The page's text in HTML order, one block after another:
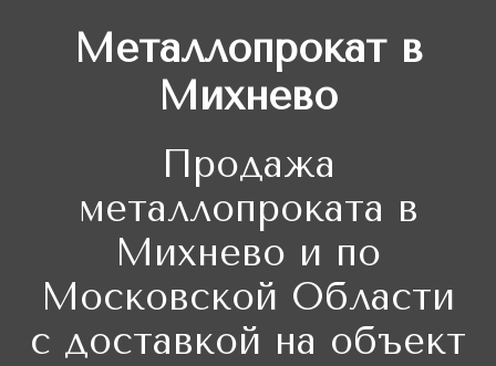
Металлопрокат в
Михнево
Продажа
металлопроката в
Михнево и по
Московской Области
с доставкой на объект